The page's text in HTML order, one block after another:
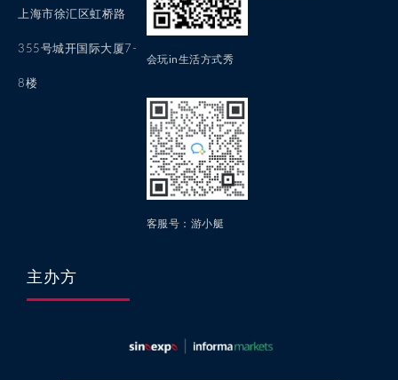
上海市徐汇区虹桥路
355号城开国际大厦7-
8楼
会玩in生活方式秀
客服号：游小艇
主办方